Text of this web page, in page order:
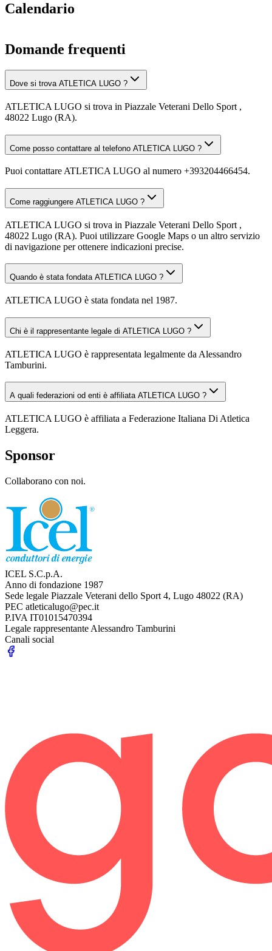
Calendario
Domande frequenti
Dove si trova ATLETICA LUGO ?
ATLETICA LUGO si trova in Piazzale Veterani Dello Sport ,
48022 Lugo (RA).
Come posso contattare al telefono ATLETICA LUGO ?
Puoi contattare ATLETICA LUGO al numero +393204466454.
Come raggiungere ATLETICA LUGO ?
ATLETICA LUGO si trova in Piazzale Veterani Dello Sport ,
48022 Lugo (RA). Puoi utilizzare Google Maps o un altro servizio
di navigazione per ottenere indicazioni precise.
Quando è stata fondata ATLETICA LUGO ?
ATLETICA LUGO è stata fondata nel 1987.
Chi è il rappresentante legale di ATLETICA LUGO ?
ATLETICA LUGO è rappresentata legalmente da Alessandro
Tamburini.
A quali federazioni od enti è affiliata ATLETICA LUGO ?
ATLETICA LUGO è affiliata a Federazione Italiana Di Atletica
Leggera.
Sponsor
Collaborano con noi.
ICEL S.C.p.A.
Anno di fondazione 1987
Sede legale Piazzale Veterani dello Sport 4, Lugo 48022 (RA)
PEC atleticalugo@pec.it
P.IVA IT01015470394
Legale rappresentante Alessandro Tamburini
Canali social